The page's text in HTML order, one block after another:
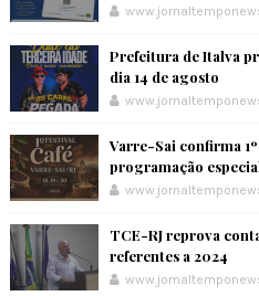
Prefeitura de Italva
dia 14 de agosto
Varre-Sai confirma
programação
TCE-RJ reprova
referentes a 2024